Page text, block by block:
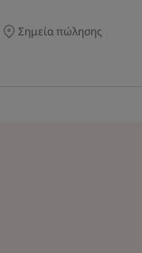
Σημεία πώλησης